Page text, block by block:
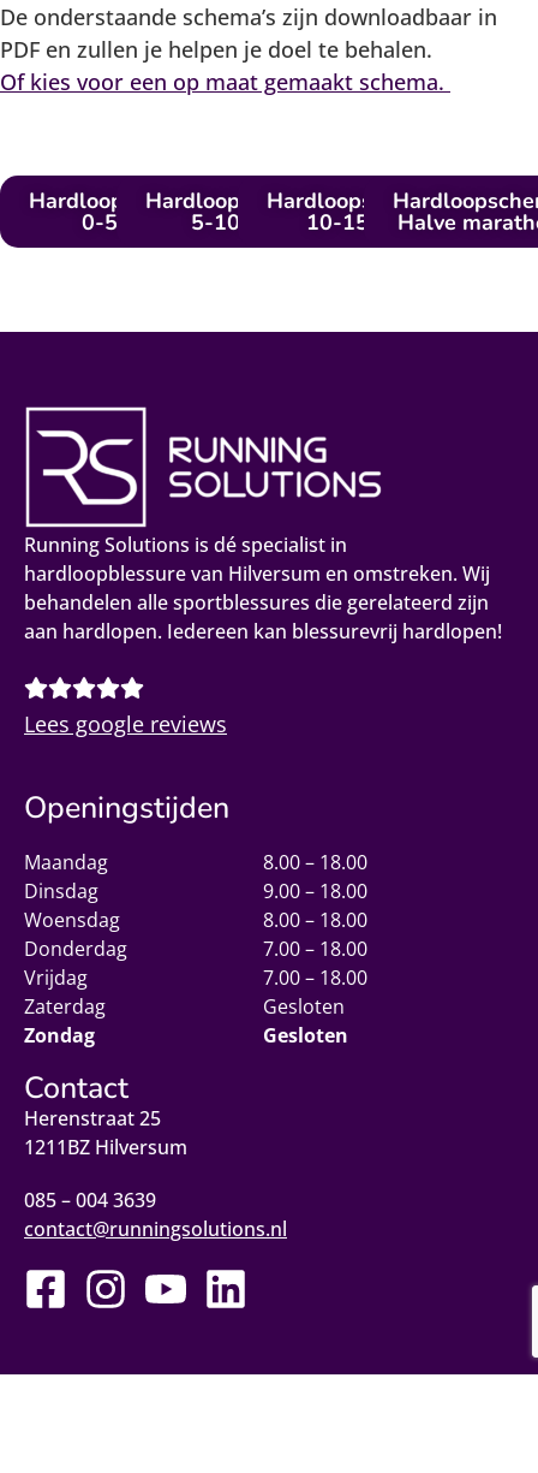
De onderstaande schema’s zijn downloadbaar in
PDF en zullen je helpen je doel te behalen.
Of kies voor een op maat gemaakt schema.
Hardloopschema
0-5km
Hardloopschema
5-10km
Hardloopschema
10-15kmHalve
Running Solutions is dé specialist in
hardloopblessure van Hilversum en omstreken. Wij
behandelen alle sportblessures die gerelateerd zijn
aan hardlopen. Iedereen kan blessurevrij hardlopen!
Lees google reviews
Openingstijden
Maandag
8.00 – 18.00
Dinsdag
9.00 – 18.00
Woensdag
8.00 – 18.00
Donderdag
7.00 – 18.00
Vrijdag
7.00 – 18.00
Zaterdag
Gesloten
Zondag
Gesloten
Contact
Herenstraat 25
1211BZ Hilversum
085 – 004 3639
contact@runningsolutions.nl